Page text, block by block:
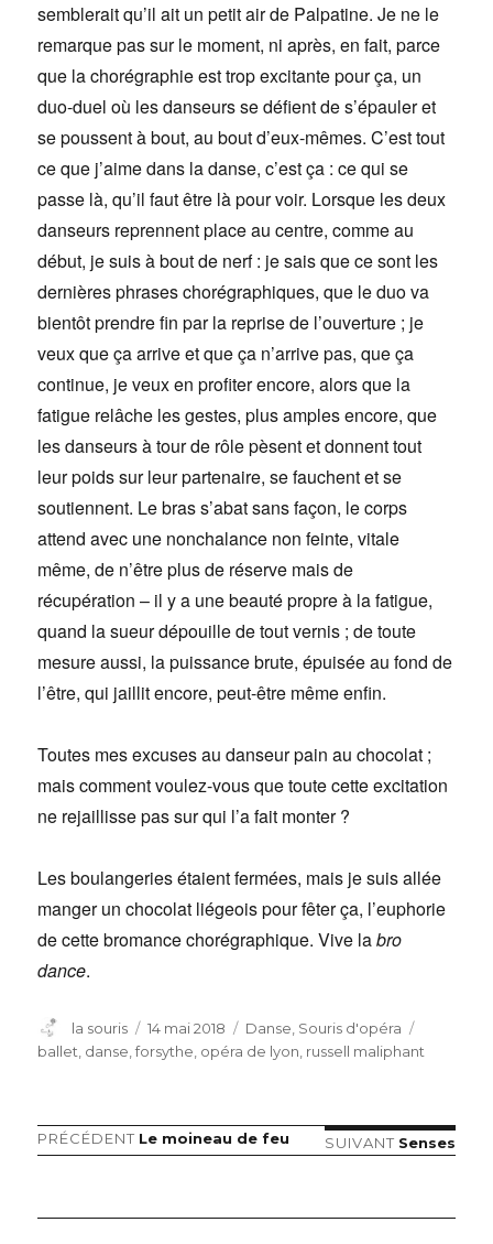
semblerait qu’il ait un petit air de Palpatine. Je ne le
remarque pas sur le moment, ni après, en fait, parce
que la chorégraphie est trop excitante pour ça, un
duo-duel où les danseurs se défient de s’épauler et
se poussent à bout, au bout d’eux-mêmes. C’est tout
ce que j’aime dans la danse, c’est ça : ce qui se
passe là, qu’il faut être là pour voir. Lorsque les deux
danseurs reprennent place au centre, comme au
début, je suis à bout de nerf : je sais que ce sont les
dernières phrases chorégraphiques, que le duo va
bientôt prendre fin par la reprise de l’ouverture ; je
veux que ça arrive et que ça n’arrive pas, que ça
continue, je veux en profiter encore, alors que la
fatigue relâche les gestes, plus amples encore, que
les danseurs à tour de rôle pèsent et donnent tout
leur poids sur leur partenaire, se fauchent et se
soutiennent. Le bras s’abat sans façon, le corps
attend avec une nonchalance non feinte, vitale
même, de n’être plus de réserve mais de
récupération – il y a une beauté propre à la fatigue,
quand la sueur dépouille de tout vernis ; de toute
mesure aussi, la puissance brute, épuisée au fond de
l’être, qui jaillit encore, peut-être même enfin.
Toutes mes excuses au danseur pain au chocolat ;
mais comment voulez-vous que toute cette excitation
ne rejaillisse pas sur qui l’a fait monter ?
Les boulangeries étaient fermées, mais je suis allée
manger un chocolat liégeois pour fêter ça, l’euphorie
de cette bromance chorégraphique. Vive labro
dance.
Auteur
la souris
Publié
le
14 mai 2018 Catégories
Danse Souris d'opéra
ballet danse ,forsythe opéra de lyon russell maliphant
Navigation
PRÉCÉDENT Article
précédent :
Le moineau de feu SUIVANT Article
Senses